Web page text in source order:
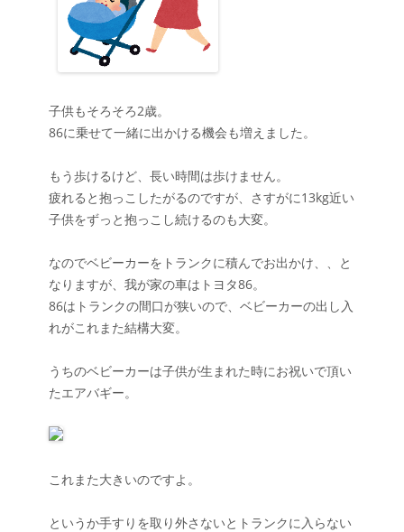
子供もそろそろ2歳。
86に乗せて一緒に出かける機会も増えました。
もう歩けるけど、長い時間は歩けません。
疲れると抱っこしたがるのですが、さすがに13kg近い
子供をずっと抱っこし続けるのも大変。
なのでベビーカーをトランクに積んでお出かけ、、と
なりますが、我が家の車はトヨタ86。
86はトランクの間口が狭いので、ベビーカーの出し入
れがこれまた結構大変。
うちのベビーカーは子供が生まれた時にお祝いで頂い
たエアバギー。
これまた大きいのですよ。
というか手すりを取り外さないとトランクに入らない